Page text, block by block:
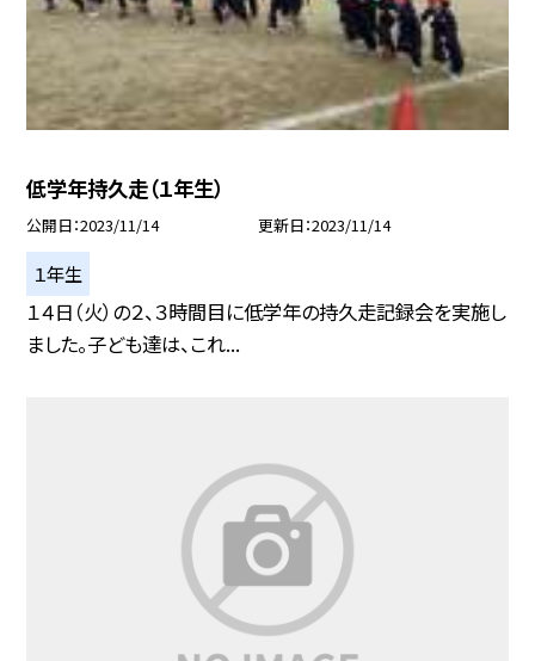
低学年持久走（１年生）
公開日 2023/11/14 更新日 2023/11/14
１年生
１４日（火）の２、３時間目に低学年の持久走記録会を実施し
ました。子ども達は、これ...